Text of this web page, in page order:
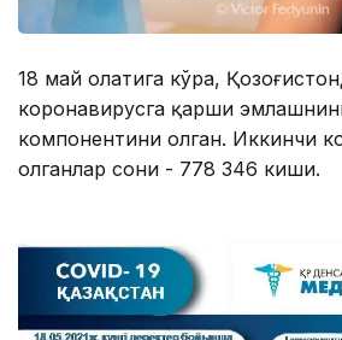
18 май ҳолатига кўра,
коронавирусга қарши
компонентини олган. Иккинчи
олганлар сони - 778 346 киши.